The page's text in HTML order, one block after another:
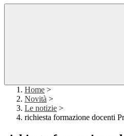
Home >
Novità >
Le notizie >
richiesta formazione docenti